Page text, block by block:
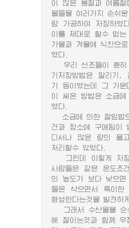
이 많은 봄철과 여름
물들을 여러가지 손쉬
량 가공하여 저장하였
이를 제대로 할수 없
가을과 겨울에 식찬으
였다.
우리 선조들이 흔히
기저장방법은 말리기,
기 등이였는데 그 가
이 써온 방법은 소금에
였다.
소금에 의한 절임법
건과 장소에 구애됨이
디서나 많은 량의 물
처리할수 있었다.
그런데 이렇게 저장
사람들은 같은 온도조
의 농도가 보다 낮으
들은 삭으면서 특이한
형성한다는것을 발견하
그래서 수산물을 순
해 절이는것과 함께 우